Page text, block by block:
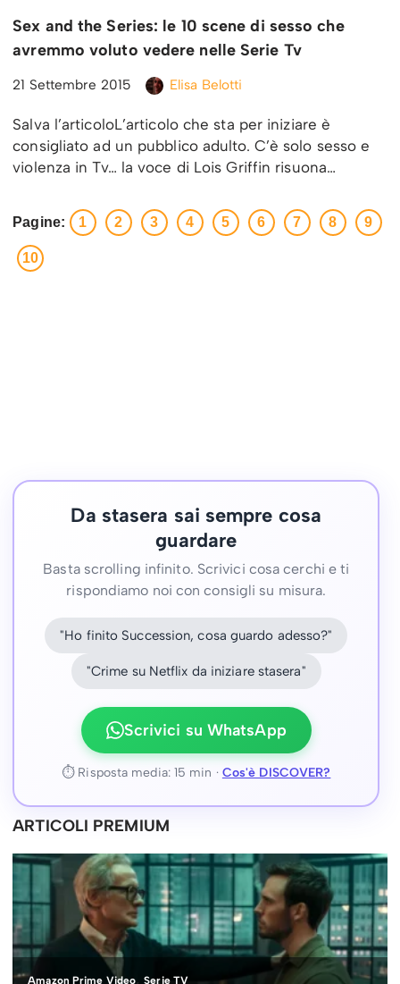
Sex and the Series: le 10 scene di sesso che
avremmo voluto vedere nelle Serie Tv
21 Settembre 2015 Elisa Belotti
Salva l’articoloL’articolo che sta per iniziare è
consigliato ad un pubblico adulto. C’è solo sesso e
violenza in Tv… la voce di Lois Griffin risuona…
Pagine: 1 2 3 4 5 6 7 8 9
10
Da stasera sai sempre cosa
guardare
Basta scrolling infinito. Scrivici cosa cerchi e ti
rispondiamo noi con consigli su misura.
"Ho finito Succession, cosa guardo adesso?"
"Crime su Netflix da iniziare stasera"
Scrivici su WhatsApp
⏱ Risposta media: 15 min · Cos'è DISCOVER?
ARTICOLI PREMIUM